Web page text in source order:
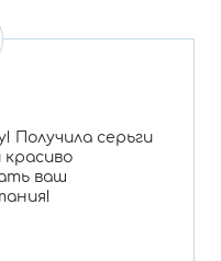
Получила серьги
ваш